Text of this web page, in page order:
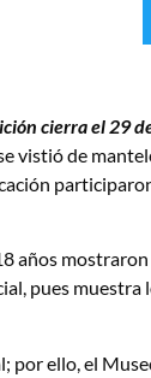
cierra el 29
vistió de
años
pues muestra
por ello, el